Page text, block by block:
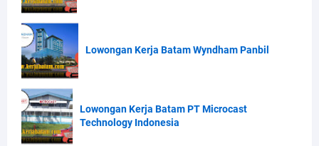
Lowongan Kerja Batam Wyndham Panbil
Lowongan Kerja Batam PT Microcast
Technology Indonesia